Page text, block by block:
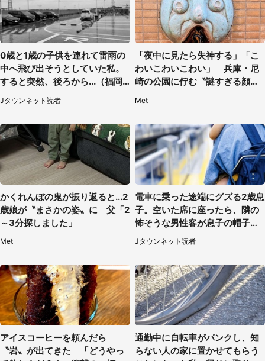
0歳と1歳の子供を連れて雷雨の
中へ飛び出そうとしていた私。
すると突然、後ろから...（福岡
県・30代女性）
Jタウンネット読者
「夜中に見たら失神する」「こ
わいこわいこわい」 兵庫・尼
崎の公園に佇む〝謎すぎる顔〟
Met
かくれんぼの鬼が振り返ると...2
歳娘が〝まさかの姿〟に 父「2
～3分探しました」
Met
電車に乗った途端にグズる2歳息
子。空いた席に座ったら、隣の
怖そうな男性客が息子の帽子に
手を伸ばし（千葉県・40代女
性）
Jタウンネット読者
アイスコーヒーを頼んだら
〝岩〟が出てきた 「どうやっ
通勤中に自転車がパンクし、知
らない人の家に置かせてもらう